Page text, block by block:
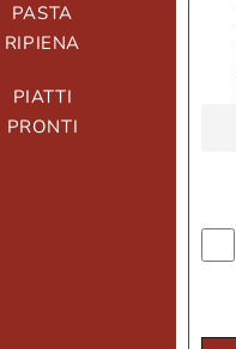
PASTA
RIPIENA
PIATTI
PRONTI